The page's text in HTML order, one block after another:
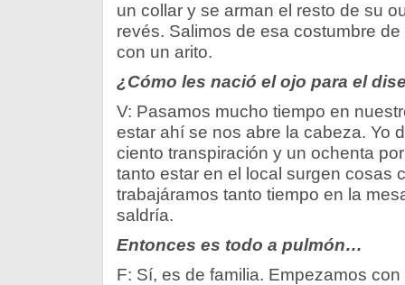
un collar y se arman el resto de su
revés. Salimos de esa costumbre
con un arito.
¿Cómo les nació el ojo para el
V: Pasamos mucho tiempo en
estar ahí se nos abre la cabeza. Yo
ciento transpiración y un ochenta
tanto estar en el local surgen cosas
trabajáramos tanto tiempo en la
saldría.
Entonces es todo a pulmón…
F: Sí, es de familia. Empezamos